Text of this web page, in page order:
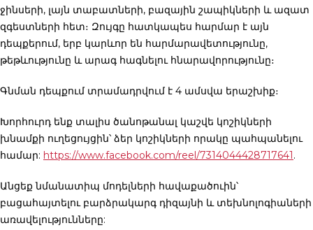
ջինսերի, լայն տաբատների, բազային շապիկների և ազատ
զգեստների հետ։ Զույգը հատկապես հարմար է այն
դեպքերում, երբ կարևոր են հարմարավետությունը,
թեթևությունը և արագ հագնելու հնարավորությունը։
Գնման դեպքում տրամադրվում է 4 ամսվա երաշխիք։
Խորհուրդ ենք տալիս ծանոթանալ կաշվե կոշիկների
խնամքի ուղեցույցին՝ ձեր կոշիկների որակը պահպանելու
համար: https://www.facebook.com/reel/7314044428717641.
Անցեք նմանատիպ մոդելների հավաքածուին՝
բացահայտելու բարձրակարգ դիզայնի և տեխնոլոգիաների
առավելությունները: